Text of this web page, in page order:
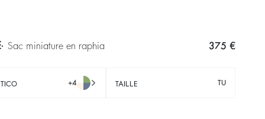
sac miniature en raphia 375 €
+4 TAILLE TU